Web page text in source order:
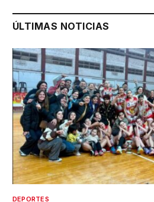
ÚLTIMAS NOTICIAS
DEPORTES